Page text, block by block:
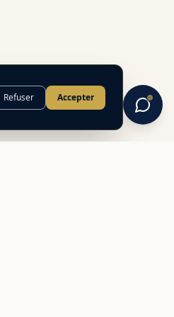
Refuser Accepter